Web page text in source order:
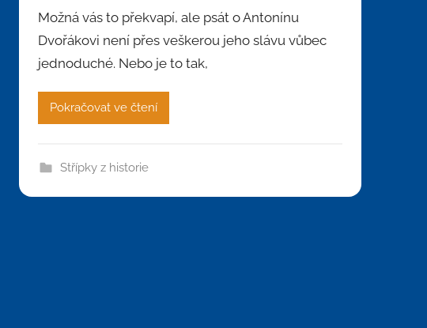
Možná vás to překvapí, ale psát o Antonínu
Dvořákovi není přes veškerou jeho slávu vůbec
jednoduché. Nebo je to tak,
Pokračovat ve čtení
Střípky z historie